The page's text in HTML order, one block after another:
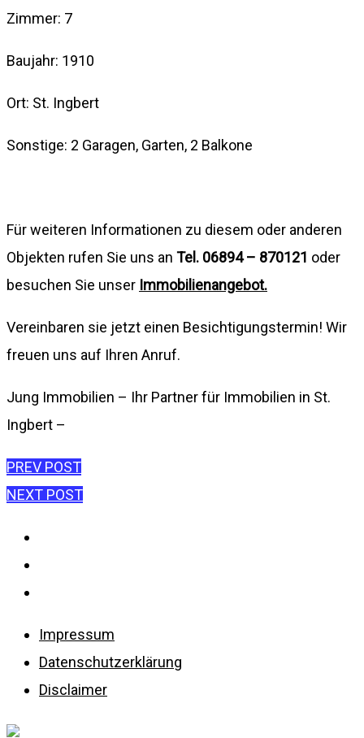
Zimmer: 7
Baujahr: 1910
Ort: St. Ingbert
Sonstige: 2 Garagen, Garten, 2 Balkone
Für weiteren Informationen zu diesem oder anderen
Objekten rufen Sie uns an Tel. 06894 – 870121 oder
besuchen Sie unser Immobilienangebot.
Vereinbaren sie jetzt einen Besichtigungstermin! Wir
freuen uns auf Ihren Anruf.
Jung Immobilien – Ihr Partner für Immobilien in St.
Ingbert –
Beitragsnavigation
PREV POST
NEXT POST
Impressum
Datenschutzerklärung
Disclaimer